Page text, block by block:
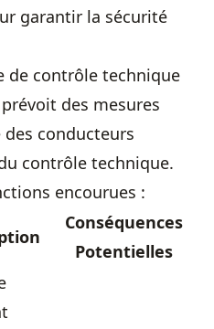
garantir la sécurité
de contrôle technique
des mesures
des conducteurs
contrôle technique.
encourues :
Conséquences
Potentielles